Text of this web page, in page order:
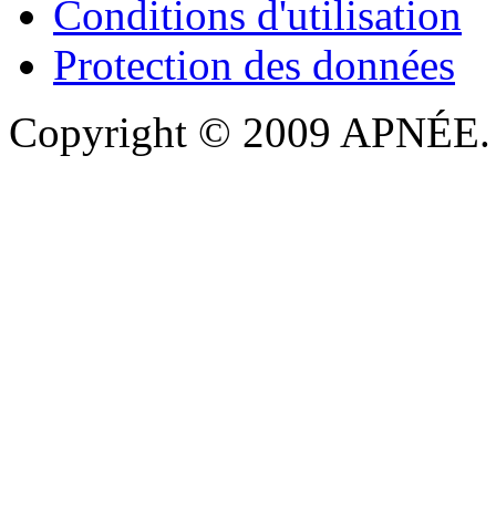
Conditions d'utilisation
Protection des données
Copyright © 2009 APNÉE.